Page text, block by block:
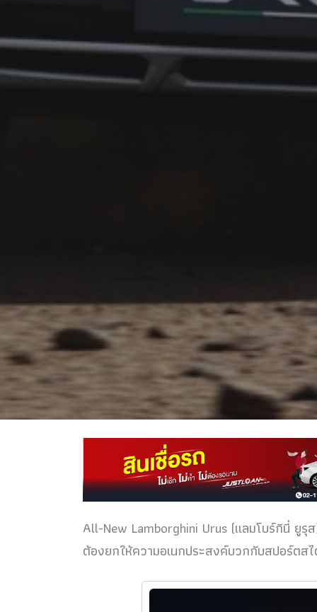
All-New Lamborghini Urus (แลมโบร์กินี่ ยูรุ
ต้องยกให้ความอเนกประสงค์บวกกับสปอร์ตส